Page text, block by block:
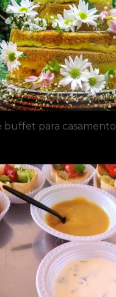
buffet para casamento